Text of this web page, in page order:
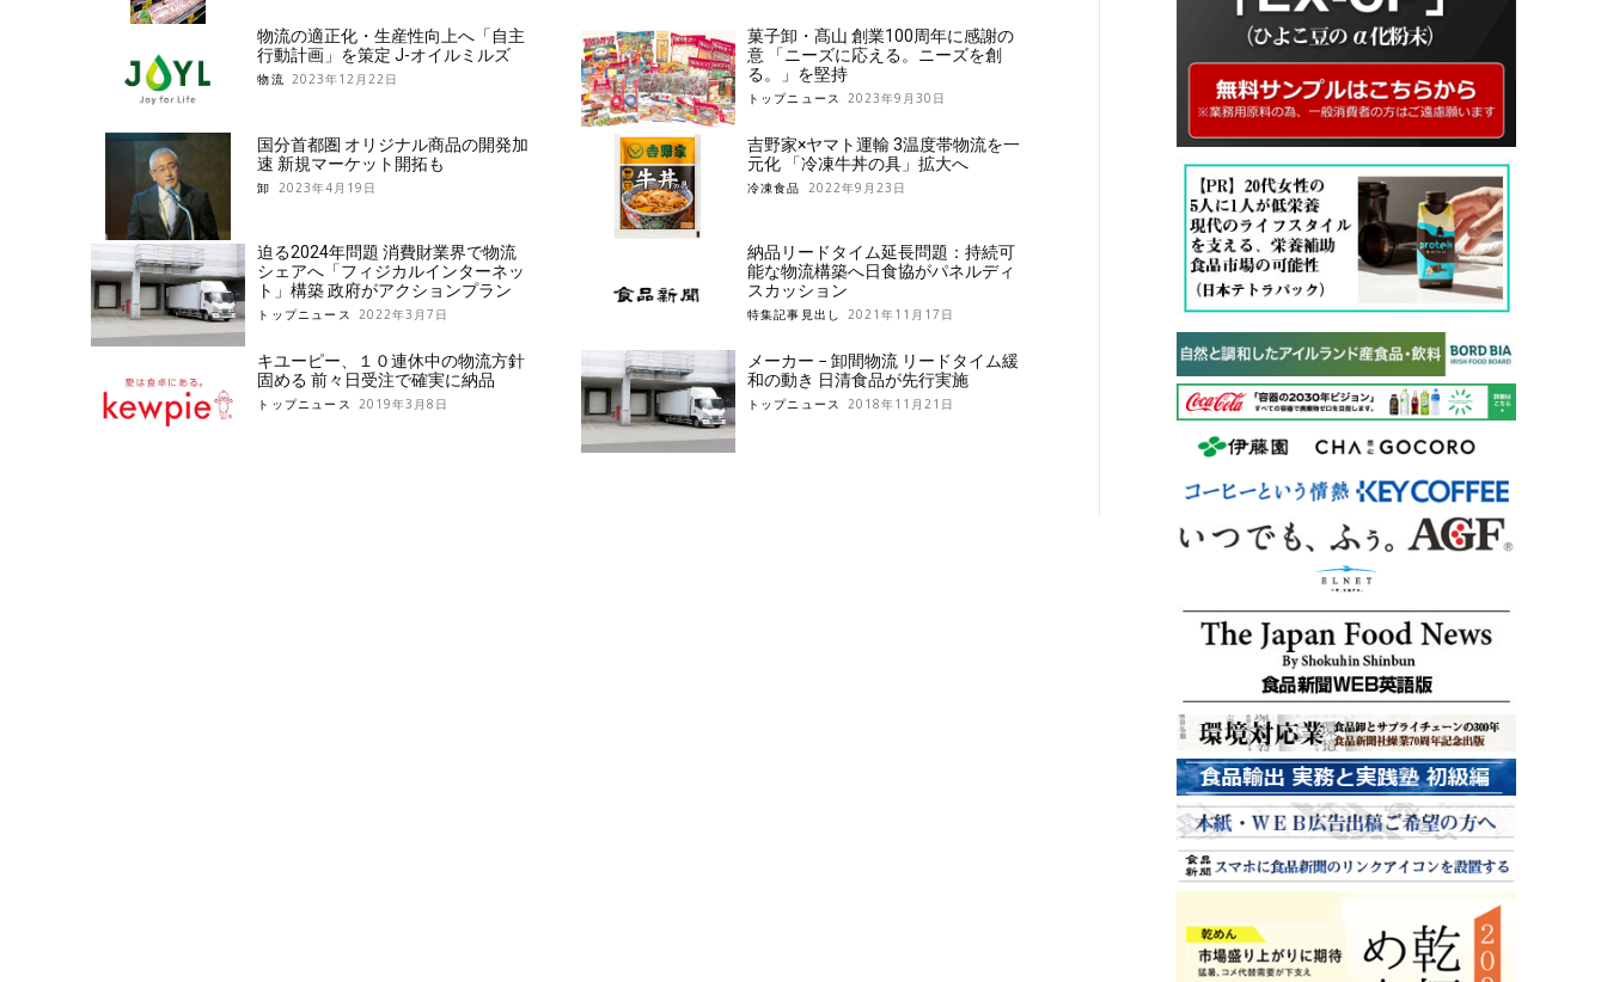
物流の適正化・生産性向上へ「自主
行動計画」を策定 J-オイルミルズ
物流 2023年12月22日
菓子卸・髙山 創業100周年に感謝の
意 「ニーズに応える。ニーズを創
る。」を堅持
トップニュース 2023年9月30日
国分首都圏 オリジナル商品の開発加
速 新規マーケット開拓も
卸 2023年4月19日
吉野家×ヤマト運輸 3温度帯物流を一
元化 「冷凍牛丼の具」拡大へ
冷凍食品 2022年9月23日
迫る2024年問題 消費財業界で物流
シェアへ「フィジカルインターネッ
ト」構築 政府がアクションプラン
トップニュース 2022年3月7日
納品リードタイム延長問題：持続可
能な物流構築へ日食協がパネルディ
スカッション
特集記事見出し 2021年11月17日
キユーピー、１０連休中の物流方針
固める 前々日受注で確実に納品
トップニュース 2019年3月8日
メーカー − 卸間物流 リードタイム緩
和の動き 日清食品が先行実施
トップニュース 2018年11月21日